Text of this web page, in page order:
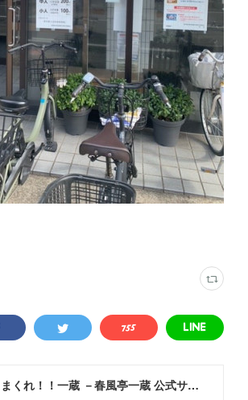
まくれ！！一蔵 －春風亭一蔵 公式サイト－